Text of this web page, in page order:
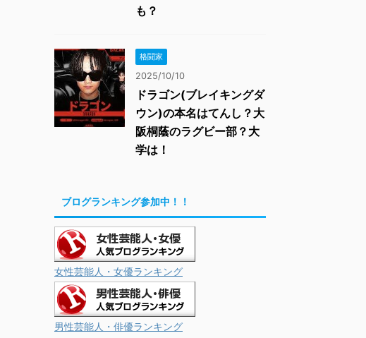
も？
格闘家
2025/10/10
ドラゴン(ブレイキングダ
ウン)の本名はてんし？大
阪桐蔭のラグビー部？大
学は！
ブログランキング参加中！！
女性芸能人・女優ランキング
男性芸能人・俳優ランキング